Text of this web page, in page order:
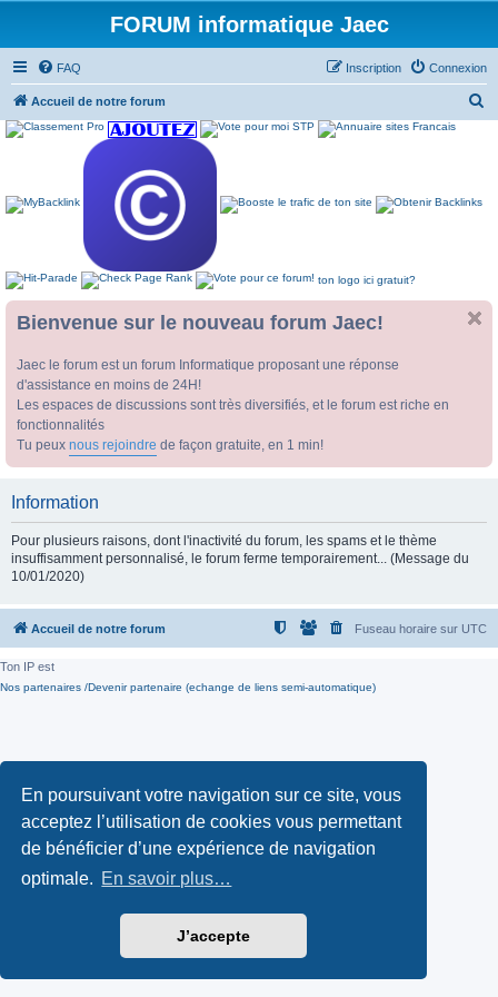
En poursuivant votre navigation sur ce site, vous
acceptez l’utilisation de cookies vous permettant
de bénéficier d’une expérience de navigation
optimale. En savoir plus…
J’accepte
FORUM informatique Jaec
FAQ Connexion
Inscription
Accueil de notre forum
ton logo ici gratuit?
Bienvenue sur le nouveau forum Jaec!
Jaec le forum est un forum Informatique proposant une réponse
d'assistance en moins de 24H!
Les espaces de discussions sont très diversifiés, et le forum est riche en
fonctionnalités
Tu peux nous rejoindre de façon gratuite, en 1 min!
Information
Pour plusieurs raisons, dont l'inactivité du forum, les spams et le thème
insuffisamment personnalisé, le forum ferme temporairement... (Message du
10/01/2020)
Accueil de notre forum Fuseau horaire sur UTC
Ton IP est
Nos partenaires /Devenir partenaire (echange de liens semi-automatique)